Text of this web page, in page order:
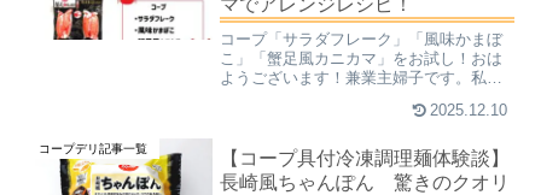
コープ「サラダフレーク」「風味かまぼ
こ」「蟹足風カニカマ」をお試し！おは
ようございます！兼業主婦子です。私が
コープのおかげか好きになったという食
ます。きっと商標登録の関...
2025.12.10
コープデリ記事一覧
【コープ具付冷凍調理麺体験談】
長崎風ちゃんぽん 驚きのクオリ